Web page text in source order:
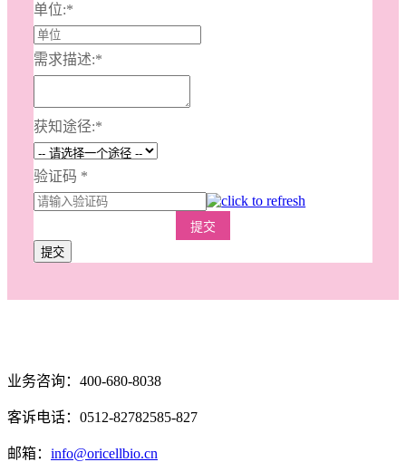
单位:*
需求描述:*
获知途径:*
验证码 *
提交
提交
业务咨询：400-680-8038
客诉电话：0512-82782585-827
邮箱： info@oricellbio.cn